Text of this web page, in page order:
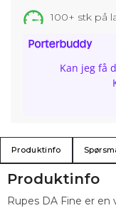
100+ stk på
Kan jeg få
Produktinfo
Produktinfo
Rupes DA Fine er